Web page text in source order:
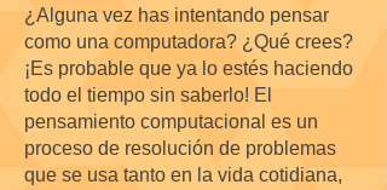
¿Alguna vez has intentando pensar
como una computadora? ¿Qué crees?
¡Es probable que ya lo estés haciendo
todo el tiempo sin saberlo! El
pensamiento computacional es un
proceso de resolución de problemas
que se usa tanto en la vida cotidiana,